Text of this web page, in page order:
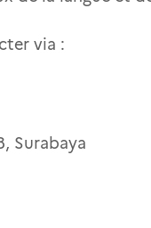
via :
Surabaya